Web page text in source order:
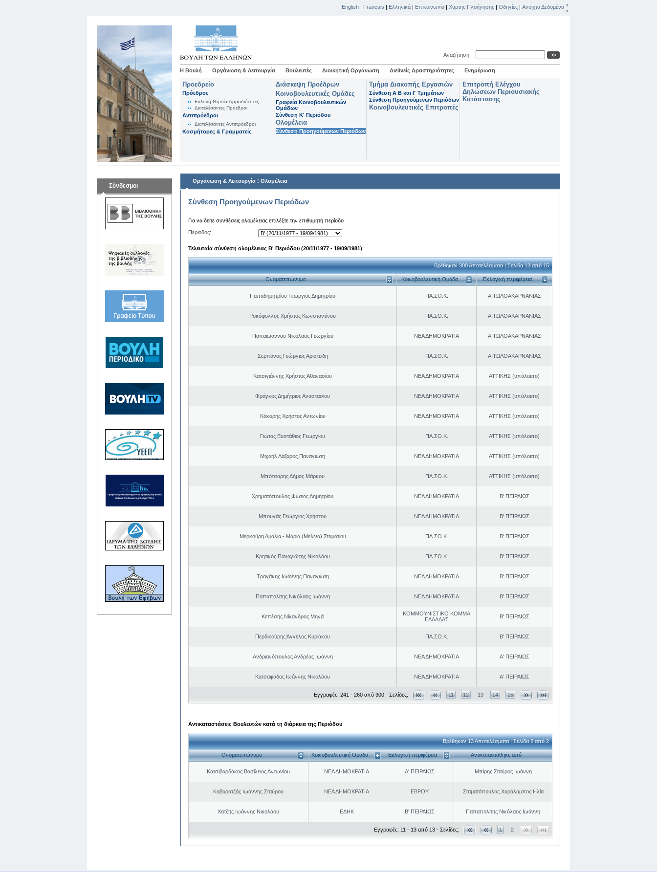
English | Français | Ελληνικά | Επικοινωνία | Χάρτης Πλοήγησης | Οδηγίες | Ανοιχτά Δεδομένα
Αναζήτηση
Η Βουλή Οργάνωση & Λειτουργία Βουλευτές Διοικητική Οργάνωση Διεθνείς Δραστηριότητες Ενημέρωση
Προεδρείο
Πρόεδρος
Εκλογή-Θητεία-Αρμοδιότητες
Διατελέσαντες Πρόεδροι
Αντιπρόεδροι
Διατελέσαντες Αντιπρόεδροι
Κοσμήτορες & Γραμματείς
Διάσκεψη Προέδρων
Κοινοβουλευτικές Ομάδες
Γραφεία Κοινοβουλευτικών
Ομάδων
Σύνθεση K' Περιόδου
Ολομέλεια
Σύνθεση Προηγούμενων Περιόδων
Τμήμα Διακοπής Εργασιών
Σύνθεση Α Β και Γ Τμημάτων
Σύνθεση Προηγούμενων Περιόδων
Κοινοβουλευτικές Επιτροπές
Επιτροπή Ελέγχου
Δηλώσεων Περιουσιακής
Κατάστασης
Σύνδεσμοι
Οργάνωση & Λειτουργία : Ολομέλεια
Σύνθεση Προηγούμενων Περιόδων
Για να δείτε συνθέσεις ολομέλειας επιλέξτε την επιθυμητή περίοδο
Περίοδος:
Τελευταία σύνθεση ολομέλειας Β' Περιόδου (20/11/1977 - 19/09/1981)
Βρέθηκαν 300 Αποτελέσματα | Σελίδα 13 από 15
Ονοματεπώνυμο Κοινοβουλευτική Ομάδα Εκλογική περιφέρεια
Παπαδημητρίου Γεώργιος Δημητρίου ΠΑ.ΣΟ.Κ. ΑΙΤΩΛΟΑΚΑΡΝΑΝΙΑΣ
Ροκόφυλλος Χρήστος Κωνσταντίνου ΠΑ.ΣΟ.Κ. ΑΙΤΩΛΟΑΚΑΡΝΑΝΙΑΣ
Παπαϊωάννου Νικόλαος Γεωργίου ΝΕΑ ΔΗΜΟΚΡΑΤΙΑ ΑΙΤΩΛΟΑΚΑΡΝΑΝΙΑΣ
Σερπάνος Γεώργιος Αριστείδη ΠΑ.ΣΟ.Κ. ΑΙΤΩΛΟΑΚΑΡΝΑΝΙΑΣ
Κατσιγιάννης Χρήστος Αθανασίου ΝΕΑ ΔΗΜΟΚΡΑΤΙΑ ΑΤΤΙΚΗΣ (υπόλοιπο)
Φράγκος Δημήτριος Αναστασίου ΝΕΑ ΔΗΜΟΚΡΑΤΙΑ ΑΤΤΙΚΗΣ (υπόλοιπο)
Κάκαρης Χρήστος Αντωνίου ΝΕΑ ΔΗΜΟΚΡΑΤΙΑ ΑΤΤΙΚΗΣ (υπόλοιπο)
Γιώτας Ευστάθιος Γεωργίου ΠΑ.ΣΟ.Κ. ΑΤΤΙΚΗΣ (υπόλοιπο)
Μιχαήλ Λάζαρος Παναγιώτη ΝΕΑ ΔΗΜΟΚΡΑΤΙΑ ΑΤΤΙΚΗΣ (υπόλοιπο)
Μπότσαρης Δήμος Μάρκου ΠΑ.ΣΟ.Κ. ΑΤΤΙΚΗΣ (υπόλοιπο)
Χρηματόπουλος Φώτιος Δημητρίου ΝΕΑ ΔΗΜΟΚΡΑΤΙΑ Β' ΠΕΙΡΑΙΩΣ
Μπουγάς Γεώργιος Χρήστου ΝΕΑ ΔΗΜΟΚΡΑΤΙΑ Β' ΠΕΙΡΑΙΩΣ
Μερκούρη Αμαλία - Μαρία (Μελίνα) Σταματίου ΠΑ.ΣΟ.Κ. Β' ΠΕΙΡΑΙΩΣ
Κρητικός Παναγιώτης Νικολάου ΠΑ.ΣΟ.Κ. Β' ΠΕΙΡΑΙΩΣ
Τραγάκης Ιωάννης Παναγιώτη ΝΕΑ ΔΗΜΟΚΡΑΤΙΑ Β' ΠΕΙΡΑΙΩΣ
Παπαπολίτης Νικόλαος Ιωάννη ΝΕΑ ΔΗΜΟΚΡΑΤΙΑ Β' ΠΕΙΡΑΙΩΣ
Κεπέσης Νίκανδρος Μηνά
ΚΟΜΜΟΥΝΙΣΤΙΚΟ ΚΟΜΜΑ
ΕΛΛΑΔΑΣ
Β' ΠΕΙΡΑΙΩΣ
Περδικούρης Άγγελος Κυριάκου ΠΑ.ΣΟ.Κ. Β' ΠΕΙΡΑΙΩΣ
Ανδριανόπουλος Ανδρέας Ιωάννη ΝΕΑ ΔΗΜΟΚΡΑΤΙΑ Α' ΠΕΙΡΑΙΩΣ
Κατσαφάδος Ιωάννης Νικολάου ΝΕΑ ΔΗΜΟΚΡΑΤΙΑ Α' ΠΕΙΡΑΙΩΣ
Εγγραφές: 241 - 260 από 300 - Σελίδες: 11 12 13 14 15
Αντικαταστάσεις Βουλευτών κατά τη διάρκεια της Περιόδου
Βρέθηκαν 13 Αποτελέσματα | Σελίδα 2 από 2
Ονοματεπώνυμο Κοινοβουλευτική Ομάδα Εκλογική περιφέρεια Αντικαταστάθηκε από
Κατσιβαρδάκος Βασίλειος Αντωνίου ΝΕΑ ΔΗΜΟΚΡΑΤΙΑ Α' ΠΕΙΡΑΙΩΣ Μπίρης Σταύρος Ιωάννη
Καβαρατζής Ιωάννης Σταύρου ΝΕΑ ΔΗΜΟΚΡΑΤΙΑ ΕΒΡΟΥ Σταματόπουλος Χαράλαμπος Ηλία
Χατζής Ιωάννης Νικολάου ΕΔΗΚ Β' ΠΕΙΡΑΙΩΣ Παπαπολίτης Νικόλαος Ιωάννη
Εγγραφές: 11 - 13 από 13 - Σελίδες: 1 2